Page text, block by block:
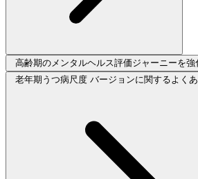
高齢期のメンタルヘルス評価ジャーニーを強
老年期うつ病尺度 バージョンに関するよく